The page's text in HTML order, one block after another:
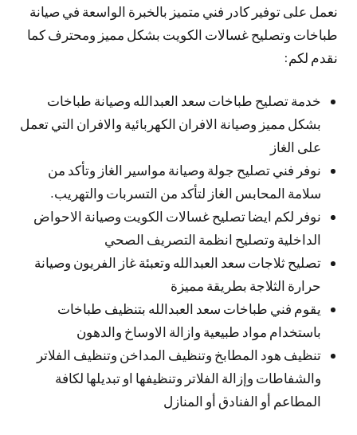
نعمل على توفير كادر فني متميز بالخبرة الواسعة في صيانة
طباخات وتصليح غسالات الكويت بشكل مميز ومحترف كما
نقدم لكم:
خدمة تصليح طباخات سعد العبدالله وصيانة طباخات
بشكل مميز وصيانة الافران الكهربائية والافران التي تعمل
على الغاز
نوفر فني تصليح جولة وصيانة مواسير الغاز وتأكد من
سلامة المحابس الغاز لتأكد من التسربات والتهريب.
نوفر لكم ايضا تصليح غسالات الكويت وصيانة الاحواض
الداخلية وتصليح انظمة التصريف الصحي
تصليح ثلاجات سعد العبدالله وتعبئة غاز الفريون وصيانة
حرارة الثلاجة بطريقة مميزة
يقوم فني طباخات سعد العبدالله بتنظيف طباخات
باستخدام مواد طبيعية وازالة الاوساخ والدهون
تنظيف هود المطابخ وتنظيف المداخن وتنظيف الفلاتر
والشفاطات وإزالة الفلاتر وتنظيفها او تبديلها لكافة
المطاعم أو الفنادق أو المنازل